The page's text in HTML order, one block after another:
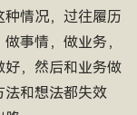
情况，过往履历
事情，做业务，
好，然后和业务做
法和想法都失效